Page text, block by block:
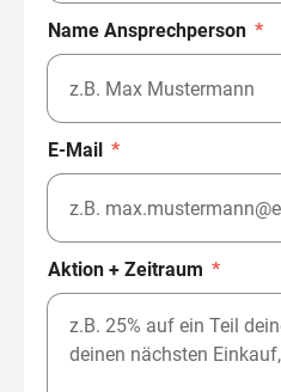
Name Ansprechperson *
E-Mail *
Aktion + Zeitraum *